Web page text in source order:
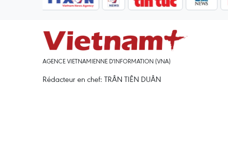
AGENCE VIETNAMIENNE D'INFORMATION (VNA)
Rédacteur en chef: TRÂN TIÊN DUÂN